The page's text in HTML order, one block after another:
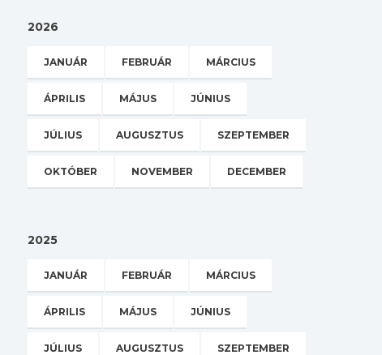
2026
JANUÁR FEBRUÁR MÁRCIUS
ÁPRILIS MÁJUS JÚNIUS
JÚLIUS AUGUSZTUS SZEPTEMBER
OKTÓBER NOVEMBER DECEMBER
2025
JANUÁR FEBRUÁR MÁRCIUS
ÁPRILIS MÁJUS JÚNIUS
JÚLIUS AUGUSZTUS SZEPTEMBER